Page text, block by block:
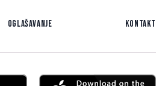
Oglašavanje Kontakt